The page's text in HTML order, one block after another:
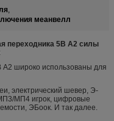
,
меанвелл
переходника 5В А2 силы
А2 широко использованы для
электрический шевер, Э-
МП4 игрок, цифровые
ЭБоок. И так далее.